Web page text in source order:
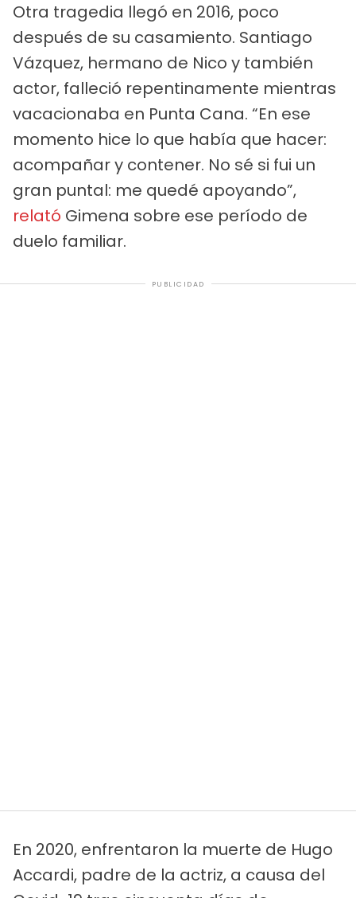
Otra tragedia llegó en 2016, poco
después de su casamiento. Santiago
Vázquez, hermano de Nico y también
actor, falleció repentinamente mientras
vacacionaba en Punta Cana. “En ese
momento hice lo que había que hacer:
acompañar y contener. No sé si fui un
gran puntal: me quedé apoyando”,
relató Gimena sobre ese período de
duelo familiar.
PUBLICIDAD
En 2020, enfrentaron la muerte de Hugo
Accardi, padre de la actriz, a causa del